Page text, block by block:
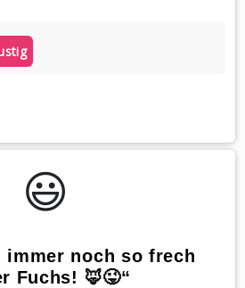
😃️
immer noch so frech
Fuchs! 🦊😜“